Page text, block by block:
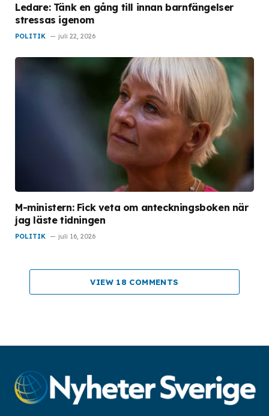
Ledare: Tänk en gång till innan barnfängelser
stressas igenom
POLITIK juli 22, 2026
M-ministern: Fick veta om anteckningsboken när
jag läste tidningen
POLITIK juli 16, 2026
VIEW 18 COMMENTS